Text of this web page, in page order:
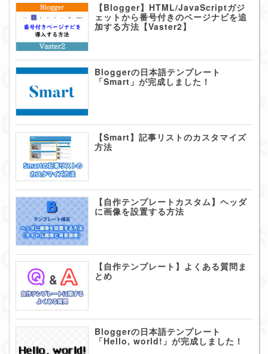
【Blogger】HTML/JavaScriptガジ
ェットから番号付きのページナビを追
加する方法【Vaster2】
Bloggerの日本語テンプレート
「Smart」が完成しました！
【Smart】記事リストのカスタマイズ
方法
【自作テンプレートカスタム】ヘッダ
に画像を設置する方法
【自作テンプレート】よくある質問ま
とめ
Bloggerの日本語テンプレート
「Hello, world!」が完成しました！